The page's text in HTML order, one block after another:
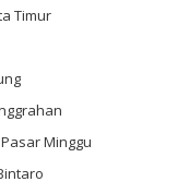
Timur
Minggu